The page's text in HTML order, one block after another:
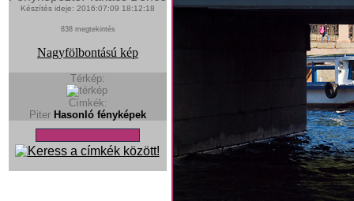
Készítés ideje: 2016:07:09 18:12:18
838 megtekintés
Nagyfölbontású kép
Térkép:
Címkék:
Piter Hasonló fényképek